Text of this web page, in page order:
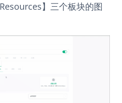
】三个板块的图